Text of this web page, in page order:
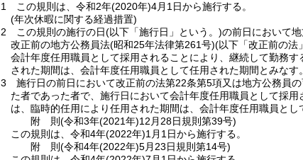
1
この規則は、令和2年(2020年)4月1日から施行する。
(年次休暇に関する経過措置)
2
この規則の施行の日(以下「施行日」という。)の前日において
改正前の地方公務員法(昭和25年法律第261号)(以下「改正前の法
会計年度任用職員として採用されることにより、継続して勤務す
された期間は、会計年度任用職員として任用された期間とみなす。
3
施行日の前日において改正前の法第22条第5項又は地方公務員
た者であった者で、施行日において会計年度任用職員として採
は、臨時的任用により任用された期間は、会計年度任用職員とし
附 則(令和3年(2021年)12月28日規則第39号)
この規則は、令和4年(2022年)1月1日から施行する。
附 則(令和4年(2022年)5月23日規則第14号)